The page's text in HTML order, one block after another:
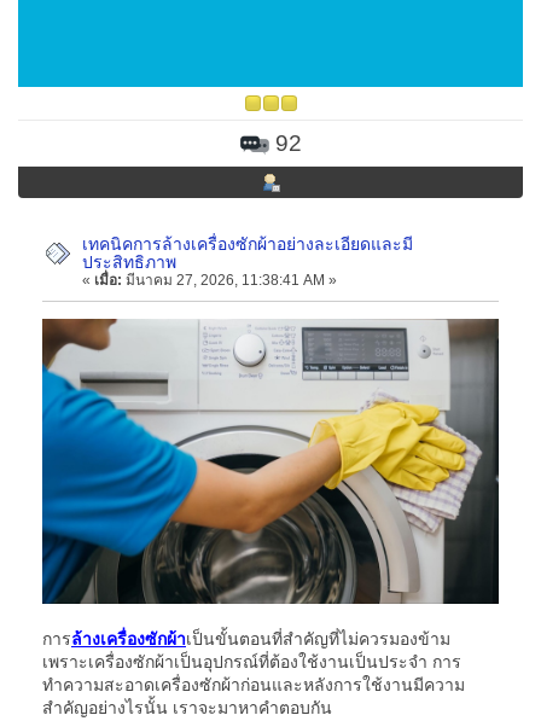
92
เทคนิคการล้างเครื่องซักผ้าอย่างละเอียดและมี
ประสิทธิภาพ
« เมื่อ: มีนาคม 27, 2026, 11:38:41 AM »
การล้างเครื่องซักผ้าเป็นขั้นตอนที่สำคัญที่ไม่ควรมองข้าม
เพราะเครื่องซักผ้าเป็นอุปกรณ์ที่ต้องใช้งานเป็นประจำ การ
ทำความสะอาดเครื่องซักผ้าก่อนและหลังการใช้งานมีความ
สำคัญอย่างไรนั้น เราจะมาหาคำตอบกัน